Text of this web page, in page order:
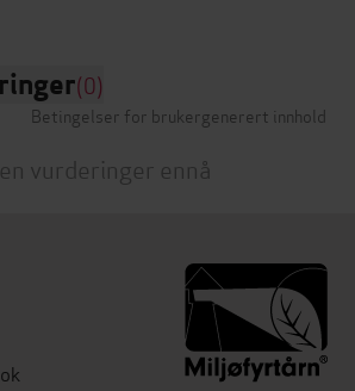
(0)
Betingelser for brukergenerert innhold
vurderinger ennå